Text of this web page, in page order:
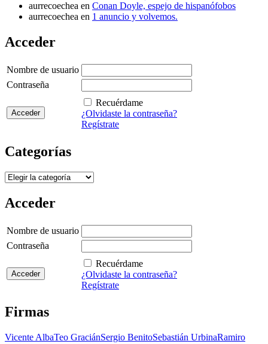
aurrecoechea en Conan Doyle, espejo de hispanófobos
aurrecoechea en 1 anuncio y volvemos.
Acceder
Nombre de usuario
Contraseña
Recuérdame
¿Olvidaste la contraseña?
Regístrate
Categorías
Categorías
Acceder
Nombre de usuario
Contraseña
Recuérdame
¿Olvidaste la contraseña?
Regístrate
Firmas
Vicente AlbaTeo GraciánSergio BenitoSebastián UrbinaRamiro